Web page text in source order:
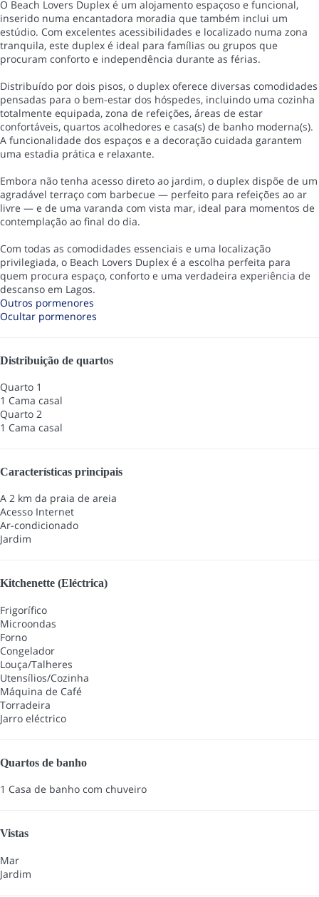
O Beach Lovers Duplex é um alojamento espaçoso e funcional,
inserido numa encantadora moradia que também inclui um
estúdio. Com excelentes acessibilidades e localizado numa zona
tranquila, este duplex é ideal para famílias ou grupos que
procuram conforto e independência durante as férias.
Distribuído por dois pisos, o duplex oferece diversas comodidades
pensadas para o bem-estar dos hóspedes, incluindo uma cozinha
totalmente equipada, zona de refeições, áreas de estar
confortáveis, quartos acolhedores e casa(s) de banho moderna(s).
A funcionalidade dos espaços e a decoração cuidada garantem
uma estadia prática e relaxante.
Embora não tenha acesso direto ao jardim, o duplex dispõe de um
agradável terraço com barbecue — perfeito para refeições ao ar
livre — e de uma varanda com vista mar, ideal para momentos de
contemplação ao final do dia.
Com todas as comodidades essenciais e uma localização
privilegiada, o Beach Lovers Duplex é a escolha perfeita para
quem procura espaço, conforto e uma verdadeira experiência de
descanso em Lagos.
Outros pormenores
Ocultar pormenores
Distribuição de quartos
Quarto 1
1 Cama casal
Quarto 2
1 Cama casal
Características principais
A 2 km da praia de areia
Acesso Internet
Ar-condicionado
Jardim
Kitchenette (Eléctrica)
Frigorífico
Microondas
Forno
Congelador
Louça/Talheres
Utensílios/Cozinha
Máquina de Café
Torradeira
Jarro eléctrico
Quartos de banho
1 Casa de banho com chuveiro
Vistas
Mar
Jardim